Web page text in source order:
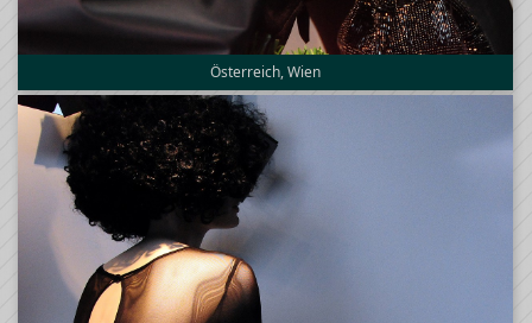
Österreich, Wien